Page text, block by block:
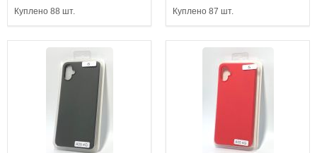
Куплено 88 шт. Куплено 87 шт.